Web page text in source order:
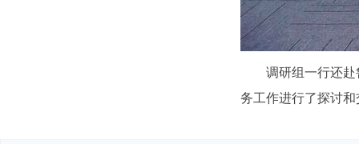
调研组一行还
务工作进行了探讨